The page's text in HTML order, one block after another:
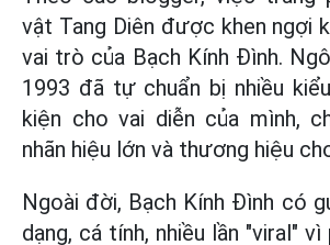
vật Tang Diên được khen ngợi
vai trò của Bạch Kính Đình.
1993 đã tự chuẩn bị nhiều
kiện cho vai diễn của mình,
nhãn hiệu lớn và thương hiệu
Ngoài đời, Bạch Kính Đình có
dạng, cá tính, nhiều lần "viral"